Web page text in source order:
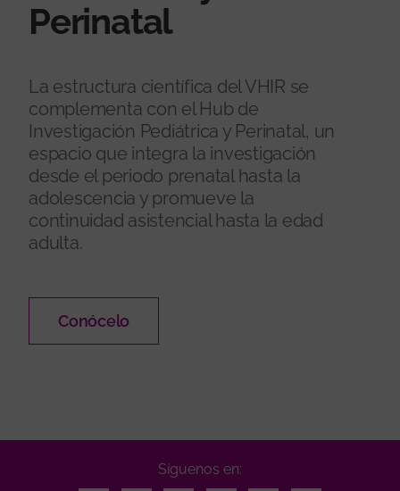
Perinatal
La estructura científica del VHIR se
complementa con el Hub de
Investigación Pediátrica y Perinatal, un
espacio que integra la investigación
desde el periodo prenatal hasta la
adolescencia y promueve la
continuidad asistencial hasta la edad
adulta.
Conócelo
Síguenos en: